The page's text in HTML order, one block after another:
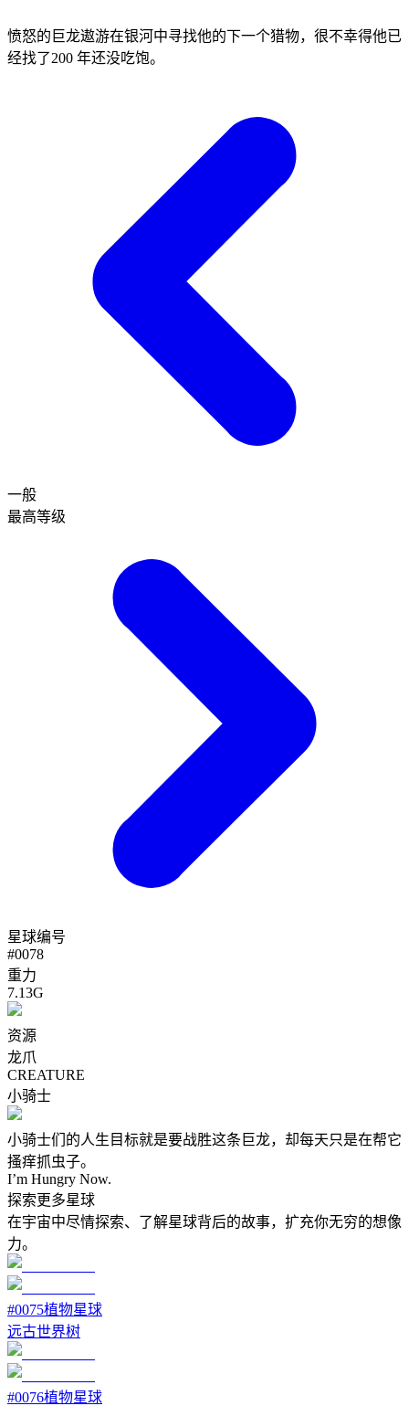
愤怒的巨龙遨游在银河中寻找他的下一个猎物，很不幸得他已
经找了200 年还没吃饱。
一般
最高等级
星球编号
#0078
重力
7.13G
资源
龙爪
CREATURE
小骑士
小骑士们的人生目标就是要战胜这条巨龙，却每天只是在帮它
搔痒抓虫子。
I’m Hungry Now.
探索更多星球
在宇宙中尽情探索、了解星球背后的故事，扩充你无穷的想像
力。
#0075植物星球
远古世界树
#0076植物星球